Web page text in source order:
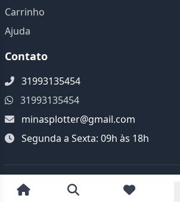
Carrinho
Ajuda
Contato
31993135454
31993135454
minasplotter@gmail.com
Segunda a Sexta: 09h às 18h
© 2026 Minas Plotter. Todos os